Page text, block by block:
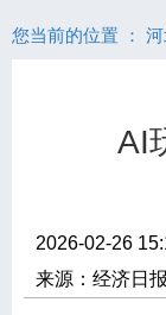
您当前的位置 ：
AI
2026-02-26
来源：经济日报